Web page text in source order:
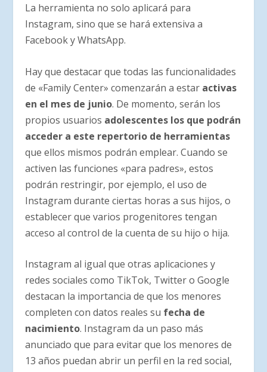
La herramienta no solo aplicará para
Instagram, sino que se hará extensiva a
Facebook y WhatsApp.
Hay que destacar que todas las funcionalidades
de «Family Center» comenzarán a estar activas
en el mes de junio. De momento, serán los
propios usuarios adolescentes los que podrán
acceder a este repertorio de herramientas
que ellos mismos podrán emplear. Cuando se
activen las funciones «para padres», estos
podrán restringir, por ejemplo, el uso de
Instagram durante ciertas horas a sus hijos, o
establecer que varios progenitores tengan
acceso al control de la cuenta de su hijo o hija.
Instagram al igual que otras aplicaciones y
redes sociales como TikTok, Twitter o Google
destacan la importancia de que los menores
completen con datos reales su fecha de
nacimiento. Instagram da un paso más
anunciado que para evitar que los menores de
13 años puedan abrir un perfil en la red social,